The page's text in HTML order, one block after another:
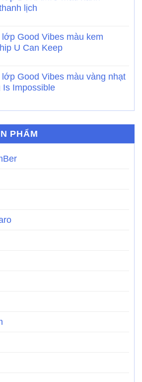
lịch
lớp Good Vibes màu kem
U Can Keep
lớp Good Vibes màu vàng nhạt
Is Impossible
PHẨM